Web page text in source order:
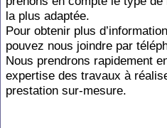
la plus adaptée.
Pour obtenir plus
pouvez nous joindre par
Nous prendrons rapidement
expertise des travaux à
prestation sur-mesure.